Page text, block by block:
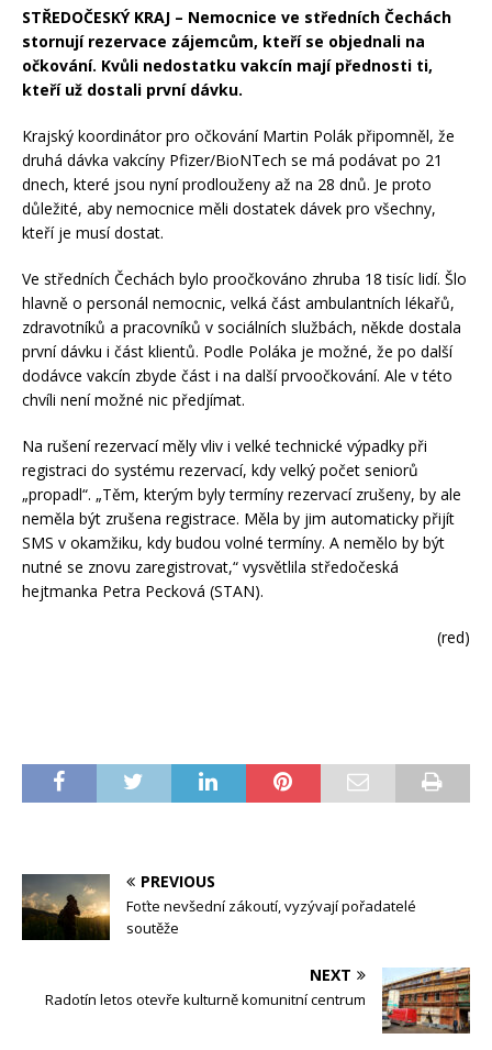
STŘEDOČESKÝ KRAJ – Nemocnice ve středních Čechách
stornují rezervace zájemcům, kteří se objednali na
očkování. Kvůli nedostatku vakcín mají přednosti ti,
kteří už dostali první dávku.
Krajský koordinátor pro očkování Martin Polák připomněl, že
druhá dávka vakcíny Pfizer/BioNTech se má podávat po 21
dnech, které jsou nyní prodlouženy až na 28 dnů. Je proto
důležité, aby nemocnice měli dostatek dávek pro všechny,
kteří je musí dostat.
Ve středních Čechách bylo proočkováno zhruba 18 tisíc lidí. Šlo
hlavně o personál nemocnic, velká část ambulantních lékařů,
zdravotníků a pracovníků v sociálních službách, někde dostala
první dávku i část klientů. Podle Poláka je možné, že po další
dodávce vakcín zbyde část i na další prvoočkování. Ale v této
chvíli není možné nic předjímat.
Na rušení rezervací měly vliv i velké technické výpadky při
registraci do systému rezervací, kdy velký počet seniorů
„propadl“. „Těm, kterým byly termíny rezervací zrušeny, by ale
neměla být zrušena registrace. Měla by jim automaticky přijít
SMS v okamžiku, kdy budou volné termíny. A nemělo by být
nutné se znovu zaregistrovat,“ vysvětlila středočeská
hejtmanka Petra Pecková (STAN).
(red)
PREVIOUS
Foťte nevšední zákoutí, vyzývají pořadatelé
soutěže
NEXT
Radotín letos otevře kulturně komunitní centrum